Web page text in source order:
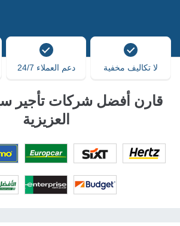
لا تكاليف مخفية دعم العملاء 24/7
قارن أفضل شركات تأجير
العزيزية